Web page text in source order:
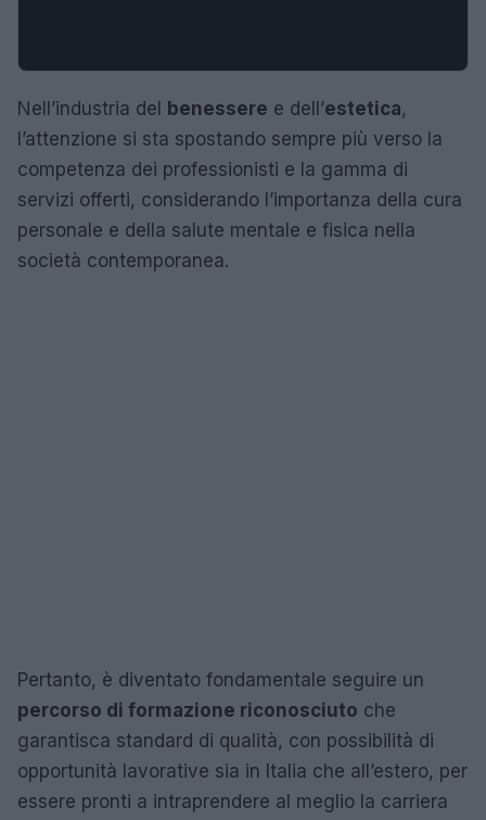
Nell’industria del benessere e dell’estetica,
l’attenzione si sta spostando sempre più verso la
competenza dei professionisti e la gamma di
servizi offerti, considerando l’importanza della cura
personale e della salute mentale e fisica nella
società contemporanea.
Pertanto, è diventato fondamentale seguire un
percorso di formazione riconosciuto che
garantisca standard di qualità, con possibilità di
opportunità lavorative sia in Italia che all’estero, per
essere pronti a intraprendere al meglio la carriera